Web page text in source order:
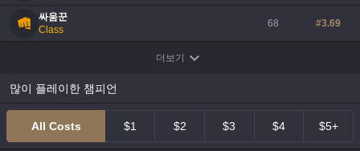
싸움꾼
Class
68 #3.69
더보기
많이 플레이한 챔피언
All Costs $1 $2 $3 $4 $5+